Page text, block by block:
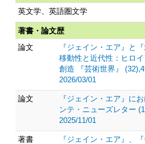
英文学、英語圏文学
著書・論文歴
論文
『ジェイン・エア』と
移動性と近代性：ヒロ
創造 『芸術世界』
2026/03/01
論文
『ジェイン・エア』に
ンテ・ニューズレター
2025/11/01
著書
『ジェイン・エア』、